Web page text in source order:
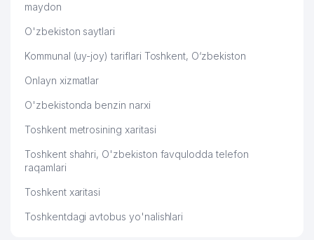
maydon
O'zbekiston saytlari
Kommunal (uy-joy) tariflari Toshkent, O‘zbekiston
Onlayn xizmatlar
O'zbekistonda benzin narxi
Toshkent metrosining xaritasi
Toshkent shahri, O'zbekiston favqulodda telefon
raqamlari
Toshkent xaritasi
Toshkentdagi avtobus yo'nalishlari